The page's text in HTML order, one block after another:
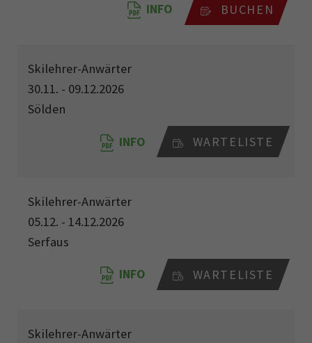
INFO BUCHEN
Skilehrer-Anwärter
30.11. - 09.12.2026
Sölden
INFO WARTELISTE
Skilehrer-Anwärter
05.12. - 14.12.2026
Serfaus
INFO WARTELISTE
Skilehrer-Anwärter